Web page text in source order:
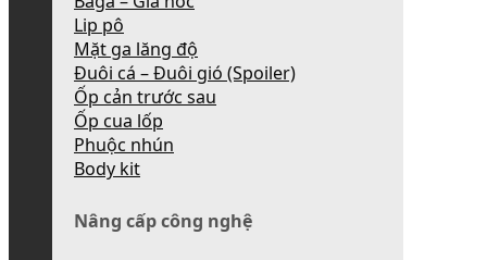
Lip pô
Mặt ga lăng độ
Đuôi cá – Đuôi gió (Spoiler)
Ốp cản trước sau
Ốp cua lốp
Phuộc nhún
Body kit
Nâng cấp công nghệ